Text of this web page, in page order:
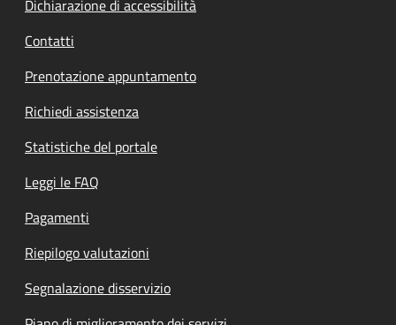
Dichiarazione di accessibilità
Contatti
Prenotazione appuntamento
Richiedi assistenza
Statistiche del portale
Leggi le FAQ
Pagamenti
Riepilogo valutazioni
Segnalazione disservizio